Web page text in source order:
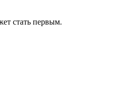
стать первым.